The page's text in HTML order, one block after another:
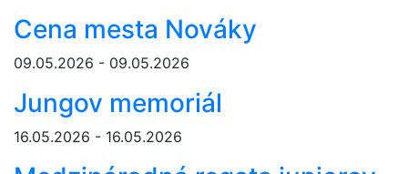
Cena mesta Nováky
09.05.2026 - 09.05.2026
Jungov memoriál
16.05.2026 - 16.05.2026